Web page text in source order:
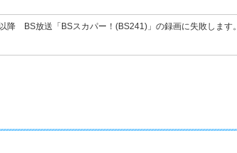
降 BS放送「BSスカパー！(BS241)」の録画に失敗します。